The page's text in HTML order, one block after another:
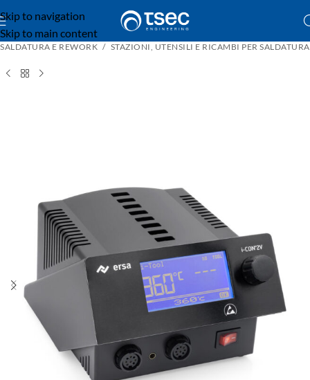
Skip to navigation
Skip to main content
SALDATURA E REWORK STAZIONI, UTENSILI E RICAMBI PER SALDATURA